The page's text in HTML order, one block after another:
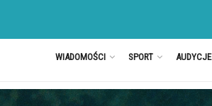
WIADOMOŚCI SPORT AUDYCJE